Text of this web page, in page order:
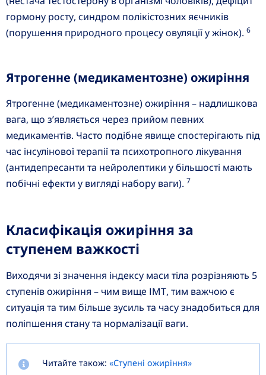
гормону росту, синдром полікістозних яєчників
(порушення природного процесу овуляції у жінок). 6
Ятрогенне (медикаментозне) ожиріння
Ятрогенне (медикаментозне) ожиріння – надлишкова
вага, що з’являється через прийом певних
медикаментів. Часто подібне явище спостерігають під
час інсулінової терапії та психотропного лікування
(антидепресанти та нейролептики у більшості мають
побічні ефекти у вигляді набору ваги). 7
Класифікація ожиріння за
ступенем важкості
Виходячи зі значення індексу маси тіла розрізняють 5
ступенів ожиріння – чим вище ІМТ, тим важчою є
ситуація та тим більше зусиль та часу знадобиться для
поліпшення стану та нормалізації ваги.
Читайте також: «Ступені ожиріння»